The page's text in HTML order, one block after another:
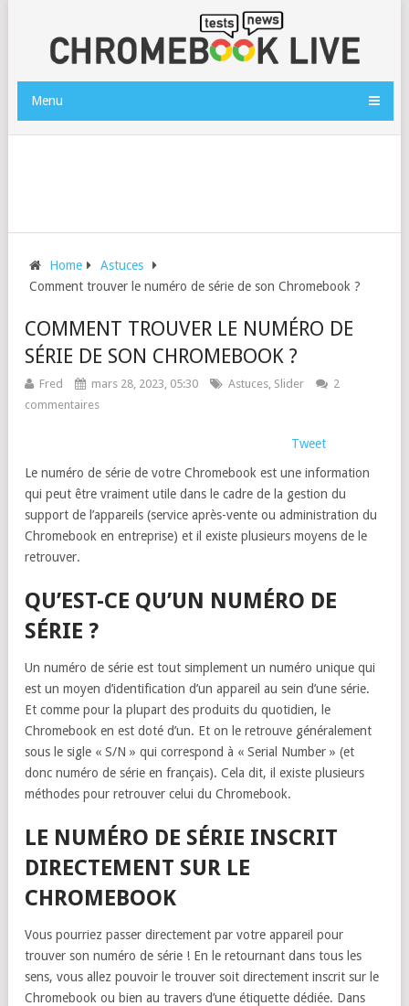
Menu
Home
Astuces
Comment trouver le numéro de série de son Chromebook ?
COMMENT TROUVER LE NUMÉRO DE
SÉRIE DE SON CHROMEBOOK ?
Fred mars 28, 2023, 05:30 Astuces, Slider
2
commentaires
Tweet
Le numéro de série de votre Chromebook est une information
qui peut être vraiment utile dans le cadre de la gestion du
support de l’appareils (service après-vente ou administration du
Chromebook en entreprise) et il existe plusieurs moyens de le
retrouver.
QU’EST-CE QU’UN NUMÉRO DE
SÉRIE ?
Un numéro de série est tout simplement un numéro unique qui
est un moyen d’identification d’un appareil au sein d’une série.
Et comme pour la plupart des produits du quotidien, le
Chromebook en est doté d’un. Et on le retrouve généralement
sous le sigle « S/N » qui correspond à « Serial Number » (et
donc numéro de série en français). Cela dit, il existe plusieurs
méthodes pour retrouver celui du Chromebook.
LE NUMÉRO DE SÉRIE INSCRIT
DIRECTEMENT SUR LE
CHROMEBOOK
Vous pourriez passer directement par votre appareil pour
trouver son numéro de série ! En le retournant dans tous les
sens, vous allez pouvoir le trouver soit directement inscrit sur le
Chromebook ou bien au travers d’une étiquette dédiée. Dans